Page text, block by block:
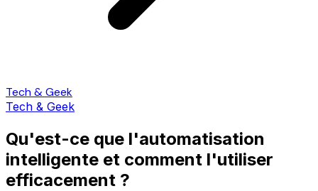
Tech & Geek
Tech & Geek
Qu'est-ce que l'automatisation
intelligente et comment l'utiliser
efficacement ?